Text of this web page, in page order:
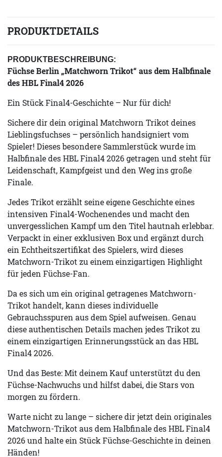
PRODUKTDETAILS
PRODUKTBESCHREIBUNG:
Füchse Berlin „Matchworn Trikot“ aus dem Halbfinale
des HBL Final4 2026
Ein Stück Final4-Geschichte – Nur für dich!
Sichere dir dein original Matchworn Trikot deines
Lieblingsfuchses – persönlich handsigniert vom
Spieler! Dieses besondere Sammlerstück wurde im
Halbfinale des HBL Final4 2026 getragen und steht für
Leidenschaft, Kampfgeist und den Weg ins große
Finale.
Jedes Trikot erzählt seine eigene Geschichte eines
intensiven Final4-Wochenendes und macht den
unvergesslichen Kampf um den Titel hautnah erlebbar.
Verpackt in einer exklusiven Box und ergänzt durch
ein Echtheitszertifikat des Spielers, wird dieses
Matchworn-Trikot zu einem einzigartigen Highlight
für jeden Füchse-Fan.
Da es sich um ein original getragenes Matchworn-
Trikot handelt, kann dieses individuelle
Gebrauchsspuren aus dem Spiel aufweisen. Genau
diese authentischen Details machen jedes Trikot zu
einem einzigartigen Erinnerungsstück an das HBL
Final4 2026.
Und das Beste: Mit deinem Kauf unterstützt du den
Füchse-Nachwuchs und hilfst dabei, die Stars von
morgen zu fördern.
Warte nicht zu lange – sichere dir jetzt dein originales
Matchworn-Trikot aus dem Halbfinale des HBL Final4
2026 und halte ein Stück Füchse-Geschichte in deinen
Händen!